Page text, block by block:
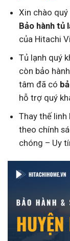
Xin chào
Bảo hành tủ
của Hitachi
Tủ lạnh quý
còn bảo
tâm đã có
hỗ trợ quý
Thay thế linh
theo chính
chóng – Uy